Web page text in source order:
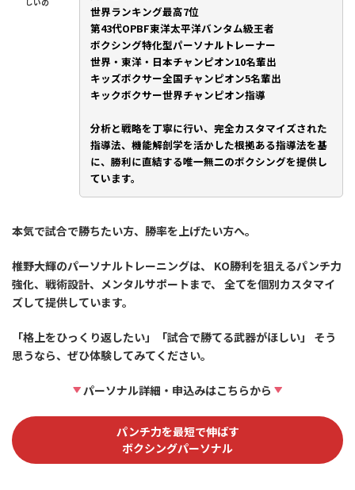
世界ランキング最高7位
第43代OPBF東洋太平洋バンタム級王者
ボクシング特化型パーソナルトレーナー
世界・東洋・日本チャンピオン10名輩出
キッズボクサー全国チャンピオン5名輩出
キックボクサー世界チャンピオン指導
分析と戦略を丁寧に行い、完全カスタマイズされた
指導法、機能解剖学を活かした根拠ある指導法を基
に、勝利に直結する唯一無二のボクシングを提供し
ています。
本気で試合で勝ちたい方、勝率を上げたい方へ。
椎野大輝のパーソナルトレーニングは、 KO勝利を狙えるパンチ力
強化、戦術設計、メンタルサポートまで、 全てを個別カスタマイ
ズして提供しています。
「格上をひっくり返したい」「試合で勝てる武器がほしい」 そう
思うなら、ぜひ体験してみてください。
パーソナル詳細・申込みはこちらから
パンチ力を最短で伸ばす
ボクシングパーソナル